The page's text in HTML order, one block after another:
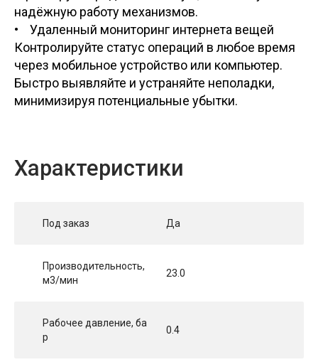
надёжную работу механизмов.
• Удаленный мониторинг интернета вещей
Контролируйте статус операций в любое время
через мобильное устройство или компьютер.
Быстро выявляйте и устраняйте неполадки,
минимизируя потенциальные убытки.
Характеристики
Под заказ Да
Производительность,
м3/мин
23.0
Рабочее давление, ба
р
0.4